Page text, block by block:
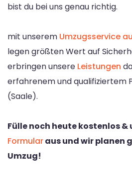
bist du bei uns genau richtig.
mit unserem Umzugsservice
legen größten Wert auf
erbringen unsere Leistungen
erfahrenem und qualifiziertem
(Saale).
Fülle noch heute kostenlos
Formularaus und wir planen
Umzug!